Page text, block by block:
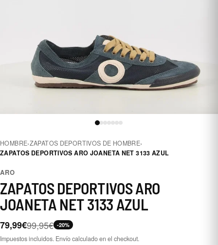
HOMBRE›ZAPATOS DEPORTIVOS DE HOMBRE›
ZAPATOS DEPORTIVOS ARO JOANETA NET 3133 AZUL
ARO
ZAPATOS DEPORTIVOS ARO
JOANETA NET 3133 AZUL
79,99€99,95€ -20%
Impuestos incluidos. Envío calculado en el checkout.